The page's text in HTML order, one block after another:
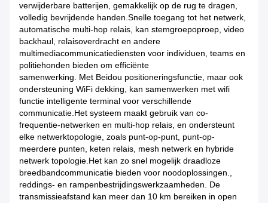
verwijderbare batterijen, gemakkelijk op de rug te dragen,
volledig bevrijdende handen.Snelle toegang tot het netwerk,
automatische multi-hop relais, kan stemgroepoproep, video
backhaul, relaisoverdracht en andere
multimediacommunicatiediensten voor individuen, teams en
politiehonden bieden om efficiënte
samenwerking. Met Beidou positioneringsfunctie, maar ook
ondersteuning WiFi dekking, kan samenwerken met wifi
functie intelligente terminal voor verschillende
communicatie.Het systeem maakt gebruik van co-
frequentie-netwerken en multi-hop relais, en ondersteunt
elke netwerktopologie, zoals punt-op-punt, punt-op-
meerdere punten, keten relais, mesh netwerk en hybride
netwerk topologie.Het kan zo snel mogelijk draadloze
breedbandcommunicatie bieden voor noodoplossingen.,
reddings- en rampenbestrijdingswerkzaamheden. De
transmissieafstand kan meer dan 10 km bereiken in open